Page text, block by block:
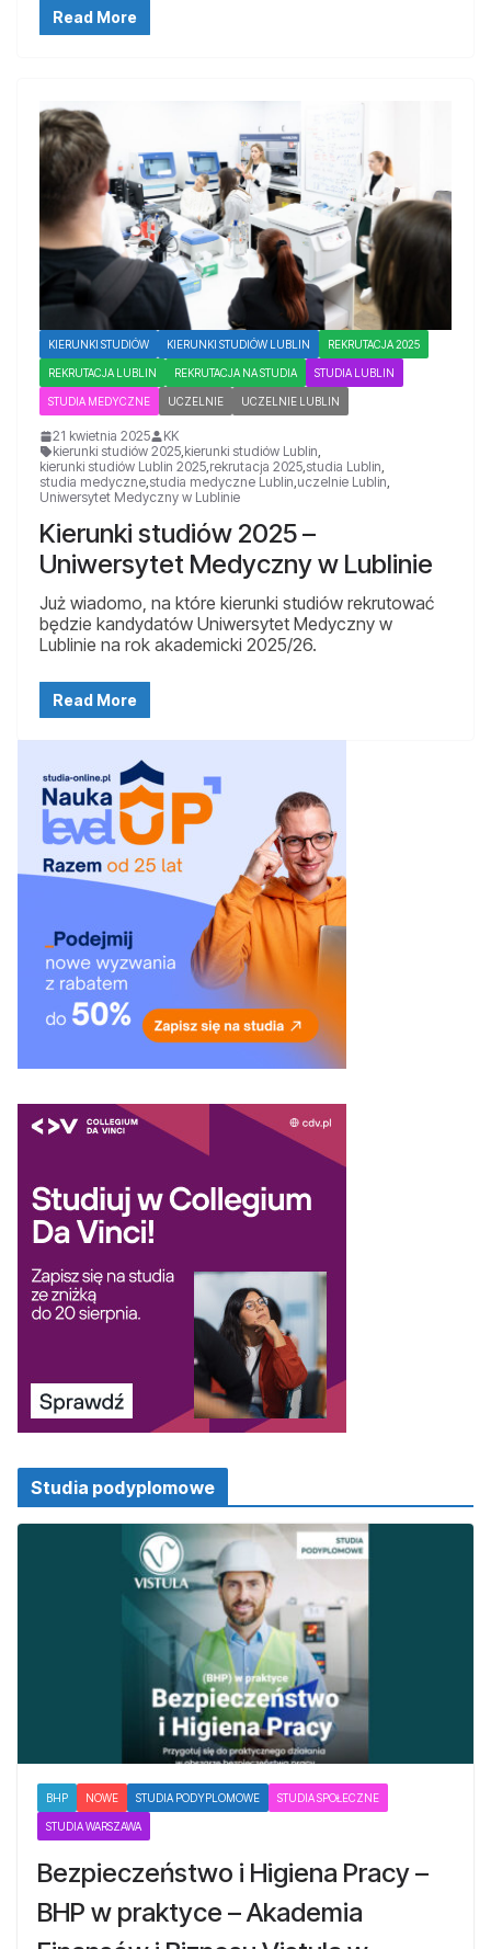
Read More
KIERUNKI STUDIÓW KIERUNKI STUDIÓW LUBLIN REKRUTACJA 2025
REKRUTACJA LUBLIN REKRUTACJA NA STUDIA STUDIA LUBLIN
STUDIA MEDYCZNE UCZELNIE UCZELNIE LUBLIN
21 kwietnia 2025
KK
kierunki studiów 2025 kierunki studiów Lublin
kierunki studiów Lublin 2025 rekrutacja 2025 studia Lublin
studia medyczne studia medyczne Lublin uczelnie Lublin
Uniwersytet Medyczny w Lublinie
Kierunki studiów 2025 –
Uniwersytet Medyczny w Lublinie
Już wiadomo, na które kierunki studiów rekrutować
będzie kandydatów Uniwersytet Medyczny w
Lublinie na rok akademicki 2025/26.
Read More
Studia podyplomowe
BHP NOWE STUDIA PODYPLOMOWE STUDIA SPOŁECZNE
STUDIA WARSZAWA
Bezpieczeństwo i Higiena Pracy –
BHP w praktyce – Akademia